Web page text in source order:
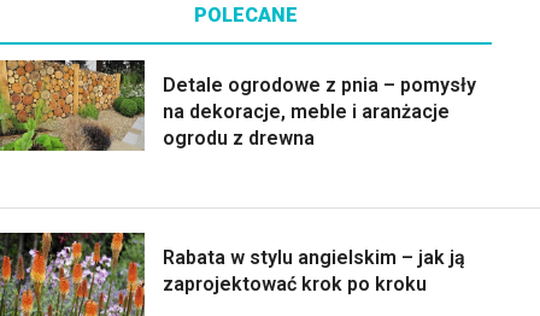
POLECANE
Detale ogrodowe z pnia – pomysły
na dekoracje, meble i aranżacje
ogrodu z drewna
Rabata w stylu angielskim – jak ją
zaprojektować krok po kroku